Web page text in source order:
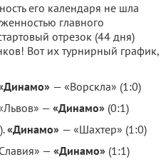
его календаря не шла
главного
отрезок (44 дня)
Вот их турнирный график,
— «Ворскла» (1:0)
— «Динамо» (0:1)
«Динамо» — «Шахтер» (1:0)
— «Динамо» (1:1)